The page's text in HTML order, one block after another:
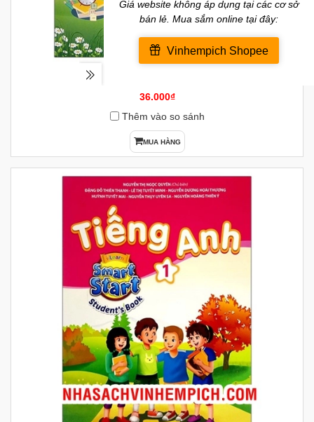
36.000₫
Thêm vào so sánh
MUA HÀNG